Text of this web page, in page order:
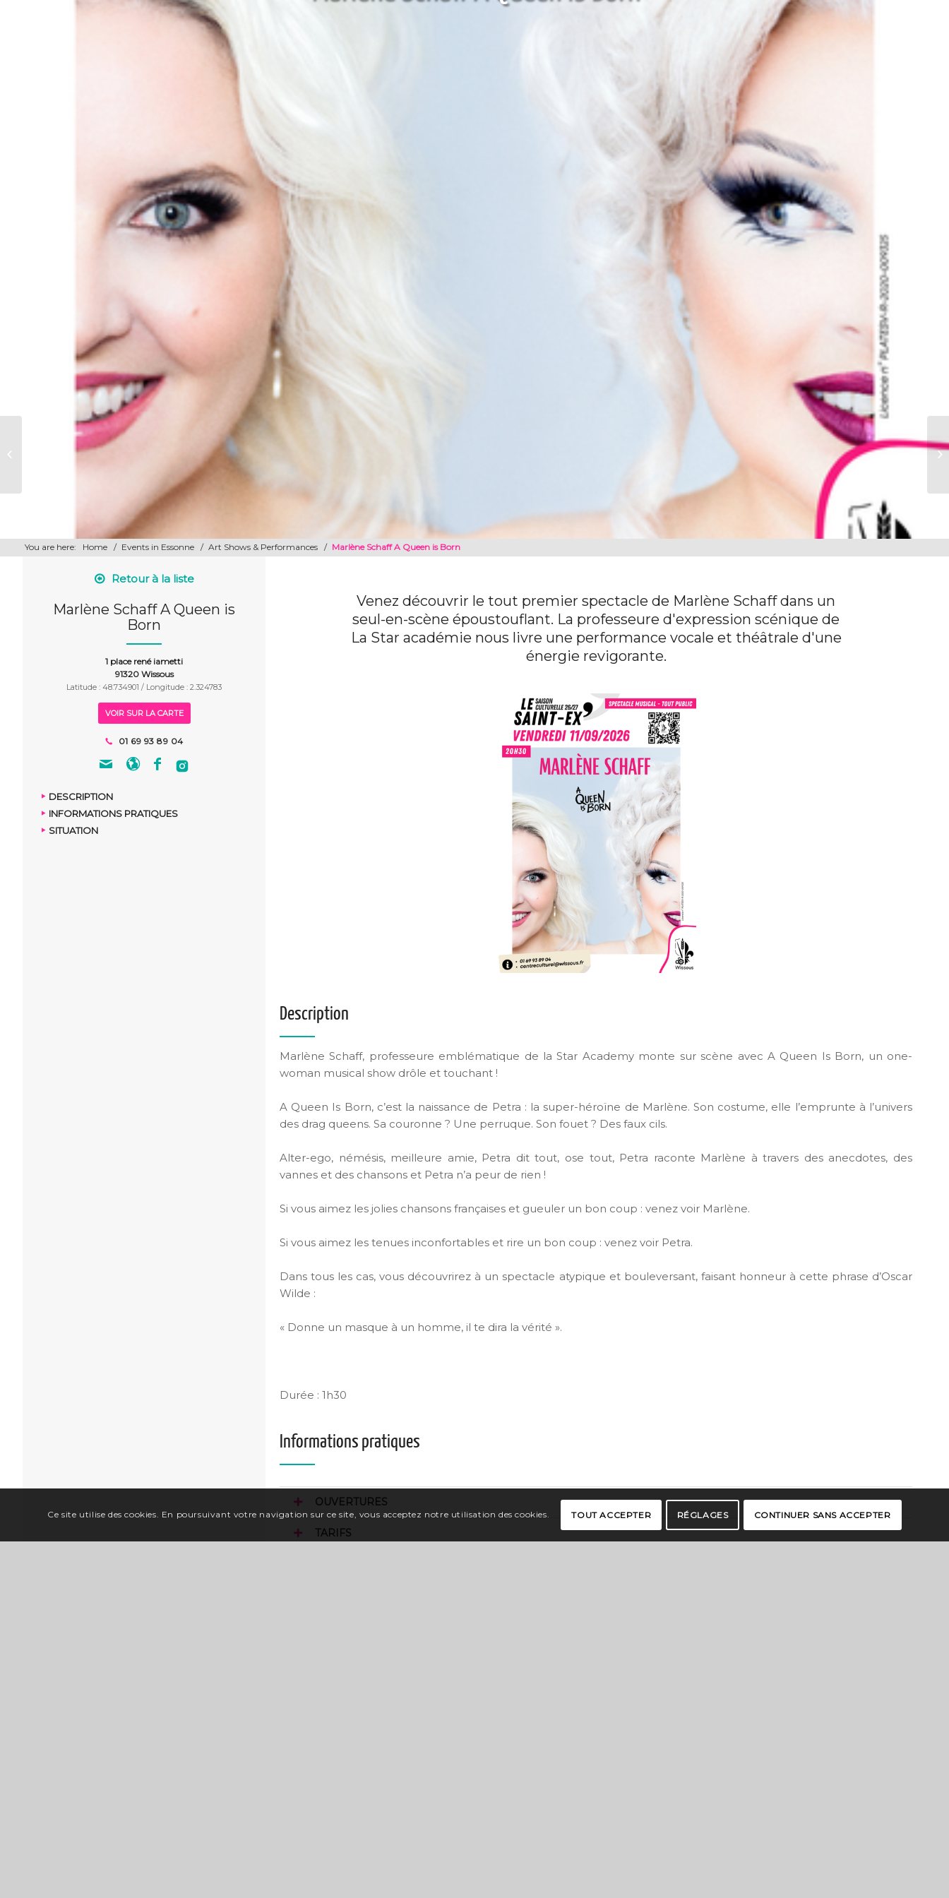
You are here: Home / Events in Essonne / Art Shows & Performances / Marlène Schaff A Queen is Born
Retour à la liste
Marlène Schaff A Queen is
Born
1 place rené iametti
91320 Wissous
Latitude : 48.734901 / Longitude : 2.324783
VOIR SUR LA CARTE
01 69 93 89 04
DESCRIPTION
INFORMATIONS PRATIQUES
SITUATION
Venez découvrir le tout premier spectacle de Marlène Schaff dans un
seul-en-scène époustouflant. La professeure d'expression scénique de
La Star académie nous livre une performance vocale et théâtrale d'une
énergie revigorante.
Description
Marlène Schaff, professeure emblématique de la Star Academy monte sur scène avec A Queen Is Born, un one-
woman musical show drôle et touchant !
A Queen Is Born, c’est la naissance de Petra : la super-héroïne de Marlène. Son costume, elle l’emprunte à l’univers
des drag queens. Sa couronne ? Une perruque. Son fouet ? Des faux cils.
Alter-ego, némésis, meilleure amie, Petra dit tout, ose tout, Petra raconte Marlène à travers des anecdotes, des
vannes et des chansons et Petra n’a peur de rien !
Si vous aimez les jolies chansons françaises et gueuler un bon coup : venez voir Marlène.
Si vous aimez les tenues inconfortables et rire un bon coup : venez voir Petra.
Dans tous les cas, vous découvrirez à un spectacle atypique et bouleversant, faisant honneur à cette phrase d’Oscar
Wilde :
« Donne un masque à un homme, il te dira la vérité ».
Durée : 1h30
Informations pratiques
OUVERTURES
TARIFS
Le Radeau de la Méduse
Ce site utilise des cookies. En poursuivant votre navigation sur ce site, vous acceptez notre utilisation des cookies. TOUT ACCEPTER RÉGLAGES CONTINUER SANS ACCEPTER